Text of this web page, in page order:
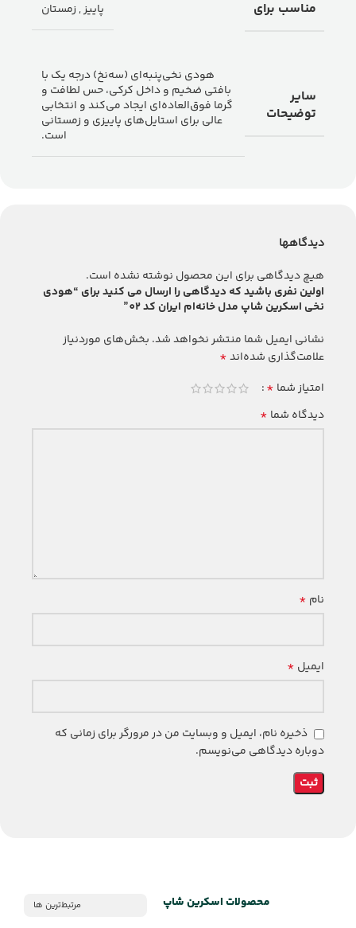
مناسب برای پاییز,زمستان
سایر
توضیحات
هودی نخی‌پنبه‌ای (سه‌نخ) درجه یک با
بافتی ضخیم و داخل کرکی، حس لطافت و
گرما فوق‌العاده‌ای ایجاد می‌کند و انتخابی
عالی برای استایل‌های پاییزی و زمستانی
است.
دیدگاهها
هیچ دیدگاهی برای این محصول نوشته نشده است.
اولین نفری باشید که دیدگاهی را ارسال می کنید برای “هودی
نخی اسکرین شاپ مدل خانه‌ام ایران کد 02”
نشانی ایمیل شما منتشر نخواهد شد. بخش‌های موردنیاز
علامت‌گذاری شده‌اند*
امتیاز شما *
دیدگاه شما *
نام *
ایمیل *
ذخیره نام، ایمیل و وبسایت من در مرورگر برای زمانی که
دوباره دیدگاهی می‌نویسم.
محصولات اسکرین شاپ مرتبط‌ترین ها